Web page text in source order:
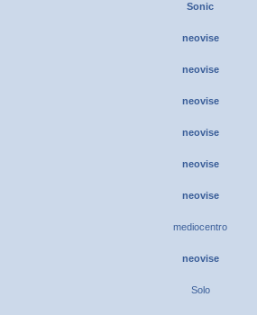
Sonic
neovise
neovise
neovise
neovise
neovise
neovise
mediocentro
neovise
Solo